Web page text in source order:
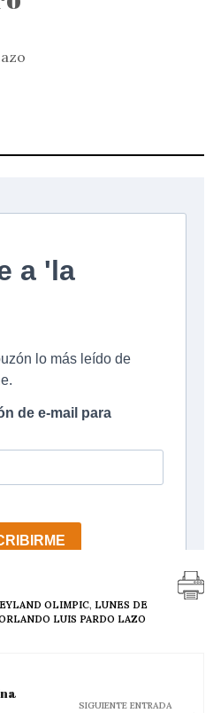
OLIMPIC, LUNES DE
LUIS PARDO LAZO
SIGUIENTE ENTRADA